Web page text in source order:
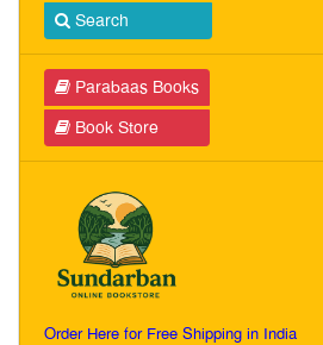
Search
Parabaas Books
Book Store
Order Here for Free Shipping in India